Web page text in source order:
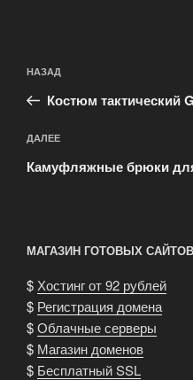
по
записям
Предыдущая
запись:
НАЗАД
Костюм тактический
Следующая
запись
ДАЛЕЕ
Камуфляжные брюки
МАГАЗИН ГОТОВЫХ САЙТОВ
$ Хостинг от 92 рублей
$ Регистрация домена
$Облачные серверы
$ Магазин доменов
$ Бесплатный SSL